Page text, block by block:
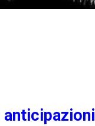
anticipazioni